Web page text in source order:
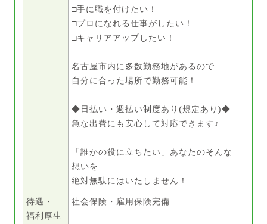
□手に職を付けたい！
□プロになれる仕事がしたい！
□キャリアアップしたい！
名古屋市内に多数勤務地があるので
自分に合った場所で勤務可能！
◆日払い・週払い制度あり(規定あり)◆
急な出費にも安心して対応できます♪
「誰かの役に立ちたい」あなたのそんな
想いを
絶対無駄にはいたしません！
待遇・
福利厚生
社会保険・雇用保険完備